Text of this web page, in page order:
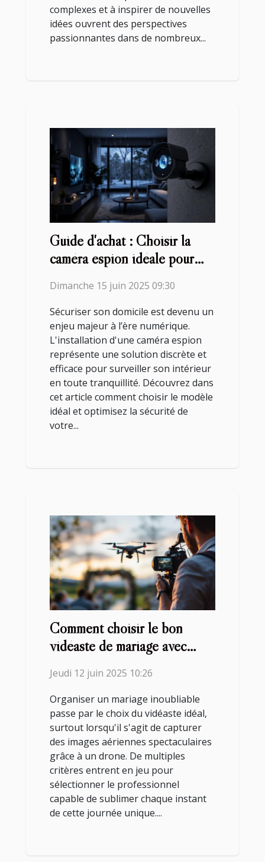
complexes et à inspirer de nouvelles
idées ouvrent des perspectives
passionnantes dans de nombreux...
Guide d'achat : Choisir la
caméra espion idéale pour
Dimanche 15 juin 2025 09:30
Sécuriser son domicile est devenu un
enjeu majeur à l’ère numérique.
L'installation d'une caméra espion
représente une solution discrète et
efficace pour surveiller son intérieur
en toute tranquillité. Découvrez dans
cet article comment choisir le modèle
idéal et optimisez la sécurité de
votre...
Comment choisir le bon
vidéaste de mariage avec
Jeudi 12 juin 2025 10:26
Organiser un mariage inoubliable
passe par le choix du vidéaste idéal,
surtout lorsqu'il s'agit de capturer
des images aériennes spectaculaires
grâce à un drone. De multiples
critères entrent en jeu pour
sélectionner le professionnel
capable de sublimer chaque instant
de cette journée unique....